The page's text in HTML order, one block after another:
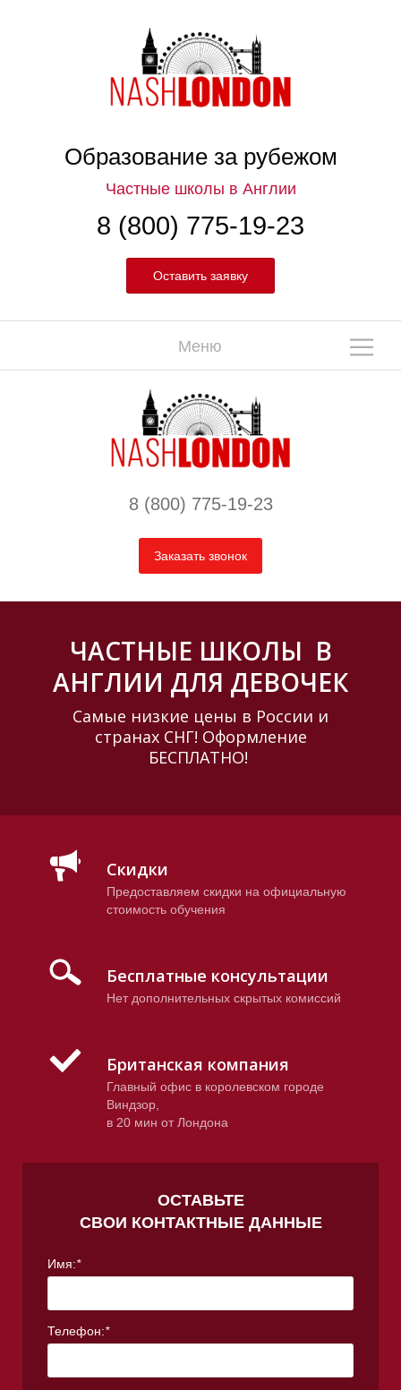
Образование за рубежом
Частные школы в Англии
8 (800) 775-19-23
Оставить заявку
Меню
8 (800) 775-19-23
Заказать звонок
П
О
Ч
ЧАСТНЫЕ ШКОЛЫ В
АНГЛИИ ДЛЯ ДЕВОЧЕК
Самые низкие цены в России и
странах СНГ! Оформление
БЕСПЛАТНО!
Скидки
Предоставляем скидки на официальную
стоимость обучения
Бесплатные консультации
Нет дополнительных скрытых комиссий
Британская компания
Главный офис в королевском городе
Виндзор,
в 20 мин от Лондона
ОСТАВЬТЕ
СВОИ КОНТАКТНЫЕ ДАННЫЕ
Имя:*
Телефон:*
П
О
Ч
П
О
Ч